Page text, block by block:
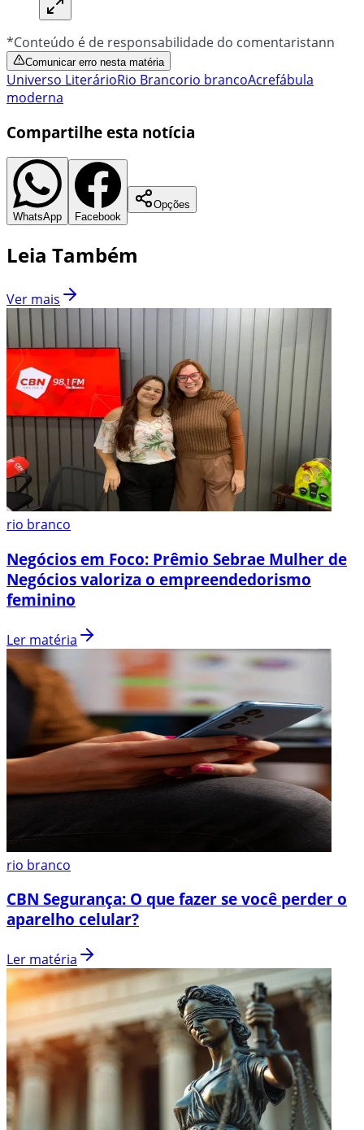
*Conteúdo é de responsabilidade do comentaristann
Comunicar erro nesta matéria
Universo LiterárioRio Brancorio brancoAcrefábula
moderna
Compartilhe esta notícia
WhatsApp Facebook
Opções
Leia Também
Ver mais
rio branco
Negócios em Foco: Prêmio Sebrae Mulher de
Negócios valoriza o empreendedorismo
feminino
Ler matéria
rio branco
CBN Segurança: O que fazer se você perder o
aparelho celular?
Ler matéria